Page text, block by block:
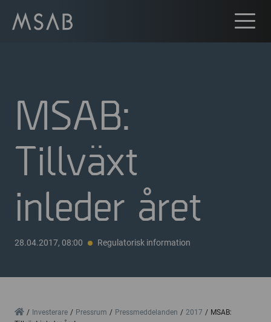
MSAB:
Tillväxt
inleder året
28.04.2017, 08:00 Regulatorisk information
HomeInvesterare Pressrum Pressmeddelanden 2017
MSAB: